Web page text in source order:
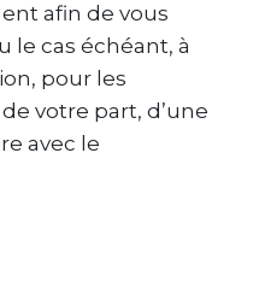
afin de vous
le cas échéant, à
pour les
votre part, d’une
avec le